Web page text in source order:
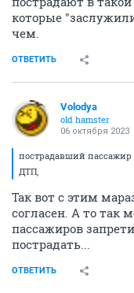
которые
чем.
ОТВЕТИТЬ
Volodya
old hamster
06 октября 2023
пострадавший
ДТП,
Так вот с этим
согласен. А то так
пассажиров
пострадать...
ОТВЕТИТЬ